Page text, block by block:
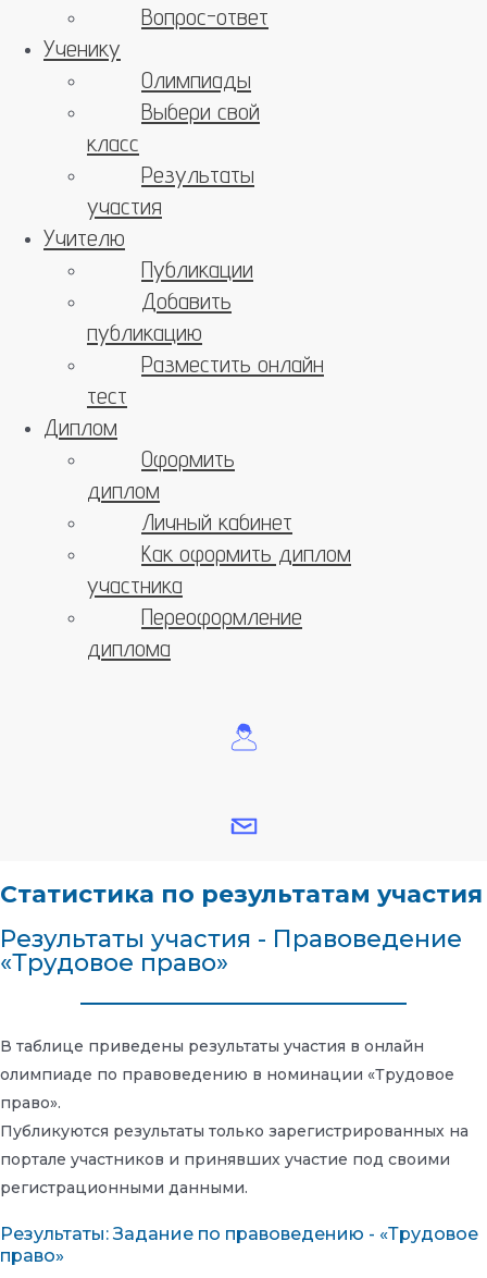
Вопрос-ответ
Ученику
Олимпиады
Выбери свой
класс
Результаты
участия
Учителю
Публикации
Добавить
публикацию
Разместить онлайн
тест
Диплом
Оформить
диплом
Личный кабинет
Как оформить диплом
участника
Переоформление
диплома
Статистика по результатам участия
Результаты участия - Правоведение
«Трудовое право»
В таблице приведены результаты участия в онлайн
олимпиаде по правоведению в номинации «Трудовое
право».
Публикуются результаты только зарегистрированных на
портале участников и принявших участие под своими
регистрационными данными.
Результаты: Задание по правоведению - «Трудовое
право»